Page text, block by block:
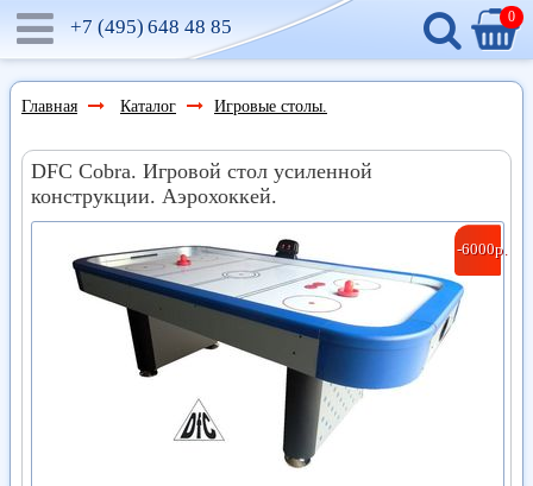
+7 (495)648 48 85 0
Главная Каталог Игровые столы.
DFC Cobra. Игровой стол усиленной
конструкции. Аэрохоккей.
-6000р.